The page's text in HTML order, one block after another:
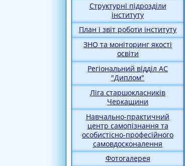
Структурні підрозділи
інституту
План і звіт роботи інституту
ЗНО та моніторинг якості
освіти
Регіональний відділ АС
"Диплом"
Ліга старшокласників
Черкащини
Навчально-практичний
центр самопізнання та
особистісно-професійного
самовдосконалення
Фотогалерея